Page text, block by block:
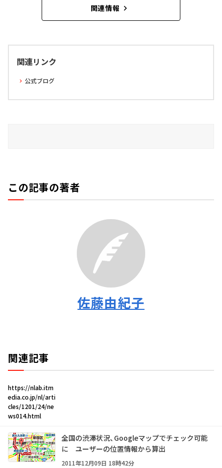
関連情報
関連リンク
公式ブログ
この記事の著者
佐藤由紀子
関連記事
https://nlab.itm
edia.co.jp/nl/arti
cles/1201/24/ne
ws014.html
全国の渋滞状況、Googleマップでチェック可能
に ユーザーの位置情報から算出
2011年12月09日 18時42分